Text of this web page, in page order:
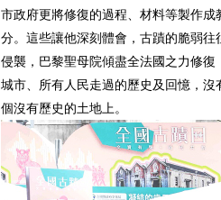
市政府更將修復的過程、材料等製作
分。這些讓他深刻體會，古蹟的脆弱
侵襲，巴黎聖母院傾盡全法國之力修
城市、所有人民走過的歷史及回憶，
個沒有歷史的土地上。